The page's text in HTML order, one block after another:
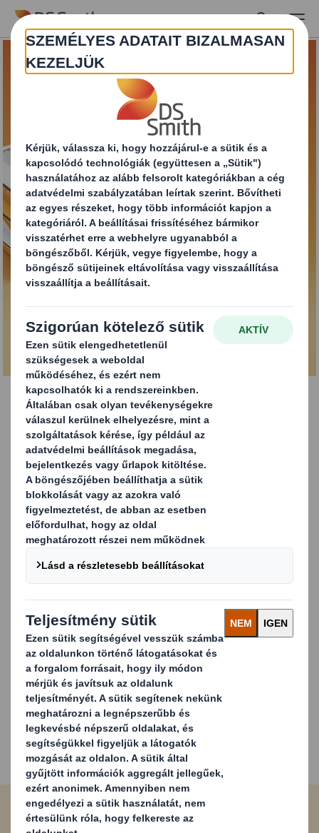
Skip to main content
DS Smith Easy Bowl®
TÖLTSE LE A TERMÉKISMERTETŐT
Forradalmi csomagolási megoldás a friss ételek,
élelmiszerek számára
Nagy nyomás nehezedik a márkákra, vállalatokra, hogy
jelentősen csökkentsék, sőt mi több, ahol lehetséges,
teljesen elhagyják a felesleges műanyagot a
termékkínálatukból.
DS Smith Easy Bowl
alternatívája. A megújuló forrásból származó rostalapú
külső tálcából és * újrahasznosítható belső rétegből álló
konstrukció kiválóan alkalmazható friss húsok,
húshelyettesítő élelmiszerek, halak és készételek
csomagolásáráa, amely védi a terméket és segíti a tartós
tárolást, miközben remek márkázási lehetőséget nyújt.
Mindeztakár 85%-kal kevesebb műanyaggal
Smith Easy Bowl®forradalmi megoldást nyújt, segtve az
ambiciózus fenntarthatósági célok elérésében.
* A gyakorlati újrahasznosítás a piaci infrastruktúrától függ
*Műanyagtálcákkal összehasonlítva akár 85%-os műanyagcsökkentés
Carousel. Use previous and next buttons to move